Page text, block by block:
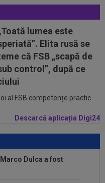
lumea este
Elita rusă se
că FSB „scapă de
control”, după ce
al FSB competențe practic
Descarcă aplicația Digi24
dar hoții
important meci”.
Real Madrid a
a decis și vrea
Dulca a fost